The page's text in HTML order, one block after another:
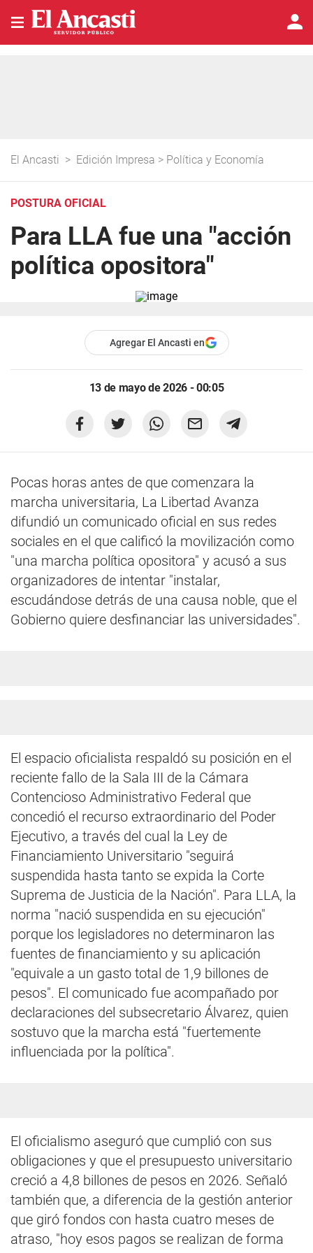
El Ancasti > Edición Impresa > Política y Economía
POSTURA OFICIAL
Para LLA fue una "acción
política opositora"
Agregar El Ancasti en
13 de mayo de 2026 - 00:05
Pocas horas antes de que comenzara la
marcha universitaria, La Libertad Avanza
difundió un comunicado oficial en sus redes
sociales en el que calificó la movilización como
"una marcha política opositora" y acusó a sus
organizadores de intentar "instalar,
escudándose detrás de una causa noble, que el
Gobierno quiere desfinanciar las universidades".
El espacio oficialista respaldó su posición en el
reciente fallo de la Sala III de la Cámara
Contencioso Administrativo Federal que
concedió el recurso extraordinario del Poder
Ejecutivo, a través del cual la Ley de
Financiamiento Universitario "seguirá
suspendida hasta tanto se expida la Corte
Suprema de Justicia de la Nación". Para LLA, la
norma "nació suspendida en su ejecución"
porque los legisladores no determinaron las
fuentes de financiamiento y su aplicación
"equivale a un gasto total de 1,9 billones de
pesos". El comunicado fue acompañado por
declaraciones del subsecretario Álvarez, quien
sostuvo que la marcha está "fuertemente
influenciada por la política".
El oficialismo aseguró que cumplió con sus
obligaciones y que el presupuesto universitario
creció a 4,8 billones de pesos en 2026. Señaló
también que, a diferencia de la gestión anterior
que giró fondos con hasta cuatro meses de
atraso, "hoy esos pagos se realizan de forma